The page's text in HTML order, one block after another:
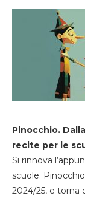
Pinocchio.
recite per le
Si rinnova
scuole.
2024/25, e torna